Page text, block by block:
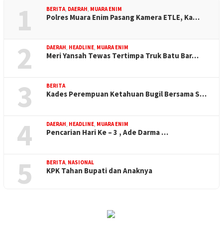
1 BERITA, DAERAH, MUARA ENIM
Polres Muara Enim Pasang Kamera ETLE, Ka…
2 DAERAH, HEADLINE, MUARA ENIM
Meri Yansah Tewas Tertimpa Truk Batu Bar…
3 BERITA
Kades Perempuan Ketahuan Bugil Bersama S…
4 DAERAH, HEADLINE, MUARA ENIM
Pencarian Hari Ke – 3 , Ade Darma …
5 BERITA, NASIONAL
KPK Tahan Bupati dan Anaknya